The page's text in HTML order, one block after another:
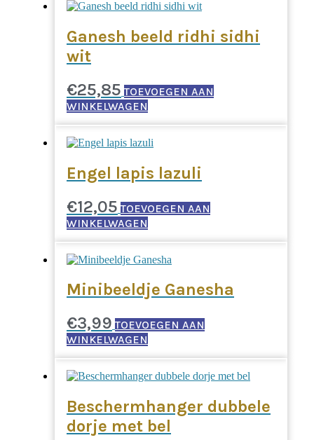
Ganesh beeld ridhi sidhi
wit
€25,85 TOEVOEGEN AAN
WINKELWAGEN
Engel lapis lazuli
€12,05 TOEVOEGEN AAN
WINKELWAGEN
Minibeeldje Ganesha
€3,99 TOEVOEGEN AAN
WINKELWAGEN
Beschermhanger dubbele
dorje met bel